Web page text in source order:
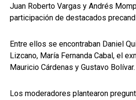
Juan Roberto Vargas y Andrés
participación de destacados
Entre ellos se encontraban Daniel
Lizcano, María Fernanda Cabal, el
Mauricio Cárdenas y Gustavo Bolívar.
Los moderadores plantearon